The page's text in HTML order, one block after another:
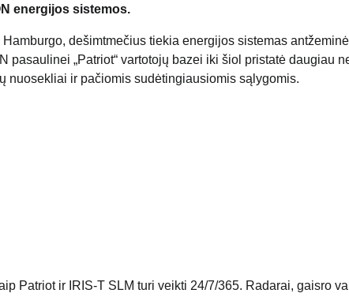
energijos sistemos.
dešimtmečius tiekia energijos sistemas
pasaulinei „Patriot“ vartotojų bazei iki šiol pristatė daugiau
nuosekliai ir pačiomis sudėtingiausiomis sąlygomis.
Patriot ir IRIS-T SLM turi veikti 24/7/365. Radarai, gaisro